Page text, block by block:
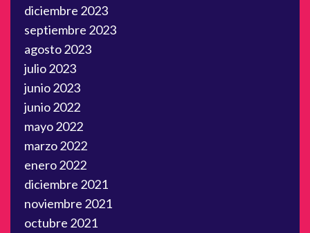
diciembre 2023
septiembre 2023
agosto 2023
julio 2023
junio 2023
junio 2022
mayo 2022
marzo 2022
enero 2022
diciembre 2021
noviembre 2021
octubre 2021